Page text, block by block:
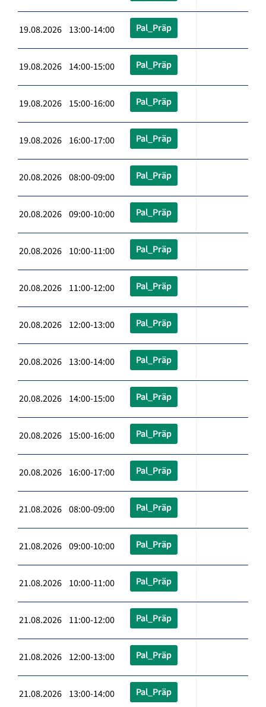
19.08.2026 13:00-14:00 Pal_Präp
19.08.2026 14:00-15:00 Pal_Präp
19.08.2026 15:00-16:00 Pal_Präp
19.08.2026 16:00-17:00 Pal_Präp
20.08.2026 08:00-09:00 Pal_Präp
20.08.2026 09:00-10:00 Pal_Präp
20.08.2026 10:00-11:00 Pal_Präp
20.08.2026 11:00-12:00 Pal_Präp
20.08.2026 12:00-13:00 Pal_Präp
20.08.2026 13:00-14:00 Pal_Präp
20.08.2026 14:00-15:00 Pal_Präp
20.08.2026 15:00-16:00 Pal_Präp
20.08.2026 16:00-17:00 Pal_Präp
21.08.2026 08:00-09:00 Pal_Präp
21.08.2026 09:00-10:00 Pal_Präp
21.08.2026 10:00-11:00 Pal_Präp
21.08.2026 11:00-12:00 Pal_Präp
21.08.2026 12:00-13:00 Pal_Präp
21.08.2026 13:00-14:00 Pal_Präp